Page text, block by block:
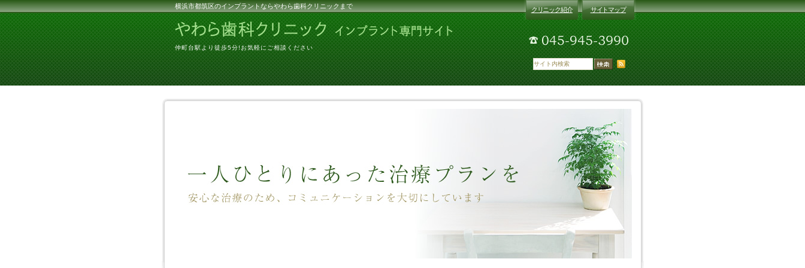
横浜市都筑区のインプラントならやわら歯科クリニックまで クリニック紹介 サイトマップ
仲町台駅より徒歩5分!お気軽にご相談ください